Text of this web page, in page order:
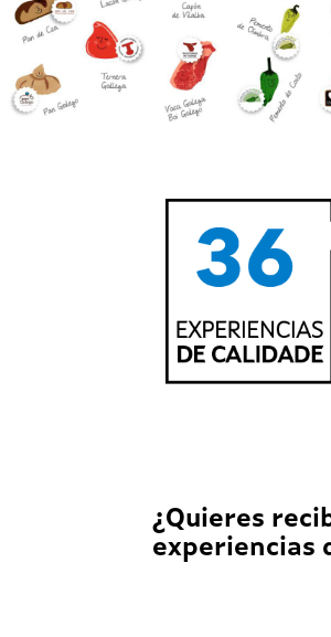
¿Quieres
experiencias